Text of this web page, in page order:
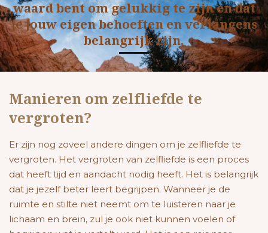
waard bent om gelukkig te zijn en dat
je jouw eigen behoeften en verlangens
belangrijk zijn.
Manieren om zelfliefde te
vergroten?
Er zijn nog zoveel andere dingen om je zelfliefde te
vergroten. Het vergroten van zelfliefde is een proces
dat heeft tijd en aandacht nodig heeft. Het is belangrijk
dat je jezelf beter leert begrijpen. Wanneer je de
ruimte en stilte niet neemt om te luisteren naar je
lichaam en brein, zul je ook niet kunnen voelen of